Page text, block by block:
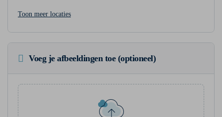
Toon meer locaties
Voeg je afbeeldingen toe (optioneel)